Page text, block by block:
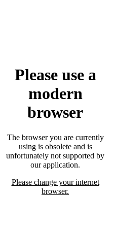
Please use a
modern
browser
The browser you are currently
using is obsolete and is
unfortunately not supported by
our application.
Please change your internet
browser.